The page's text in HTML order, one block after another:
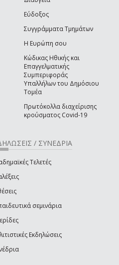
e-mail)
Εύδοξος
Συγγράμματα Τμημάτων
Η Ευρώπη σου
Κώδικας Ηθικής και
Επαγγελματικής
Συμπεριφοράς
Υπαλλήλων του Δημόσιου
Τομέα
Πρωτόκολλα διαχείρισης
κρούσματος Covid-19
/ ΣΥΝΕΔΡΙΑ
Τελετές
σεμινάρια
Εκδηλώσεις